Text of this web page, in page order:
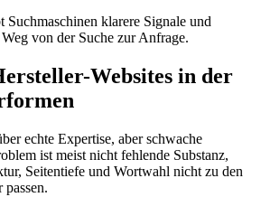
Suchmaschinen klarere Signale und
von der Suche zur Anfrage.
Websites in der
echte Expertise, aber schwache
ist meist nicht fehlende Substanz,
Seitentiefe und Wortwahl nicht zu den